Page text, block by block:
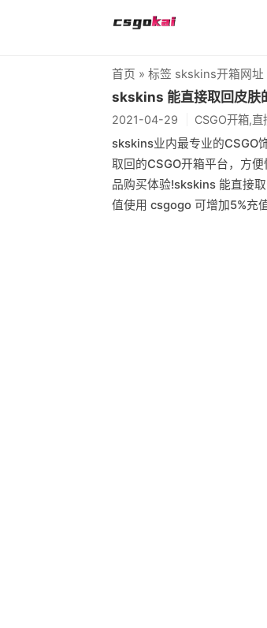
首页 » 标签 skskins开箱网址
skskins 能直接取回皮肤
2021-04-29 CSGO开箱,直
skskins业内最专业的CSGO
取回的CSGO开箱平台，方
品购买体验!skskins 能直接
值使用 csgogo 可增加5%充